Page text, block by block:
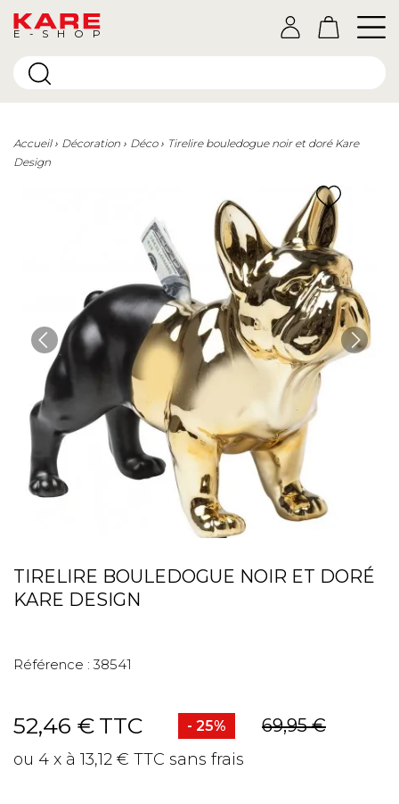
E-SHOP
Accueil Décoration Déco
Tirelire bouledogue noir et doré Kare
Design
TIRELIRE BOULEDOGUE NOIR ET DORÉ
KARE DESIGN
Référence : 38541
52,46 € TTC - 25% 69,95 €
ou 4 x à 13,12 € TTC sans frais